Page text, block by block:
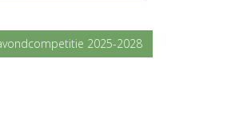
2025-2028